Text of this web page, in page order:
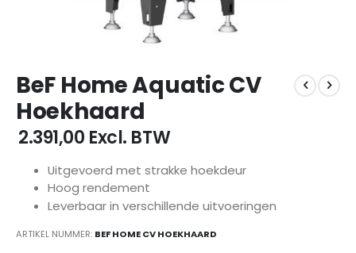
naar
het
begin
van
de
afbeeldingen-
gallerij
BeF Home Aquatic CV
Hoekhaard
€ 2.391,00 Excl. BTW
Uitgevoerd met strakke hoekdeur
Hoog rendement
Leverbaar in verschillende uitvoeringen
ARTIKEL NUMMER BEF HOME CV HOEKHAARD